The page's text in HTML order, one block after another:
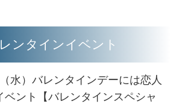
ンタインイベント
水）バレンタインデーには恋人
ベント【バレンタインスペシャ